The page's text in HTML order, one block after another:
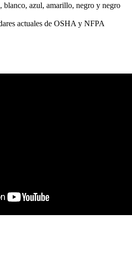
blanco, azul, amarillo, negro y negro
actuales de OSHA y NFPA